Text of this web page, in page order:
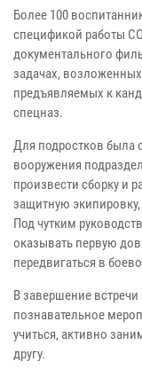
Более 100
спецификой работы
документального
задачах,
предъявляемых к
спецназ.
Для подростков была
вооружения
произвести сборку и
защитную
Под чутким
оказывать первую
передвигаться в
В завершение
познавательное
учиться, активно
другу.